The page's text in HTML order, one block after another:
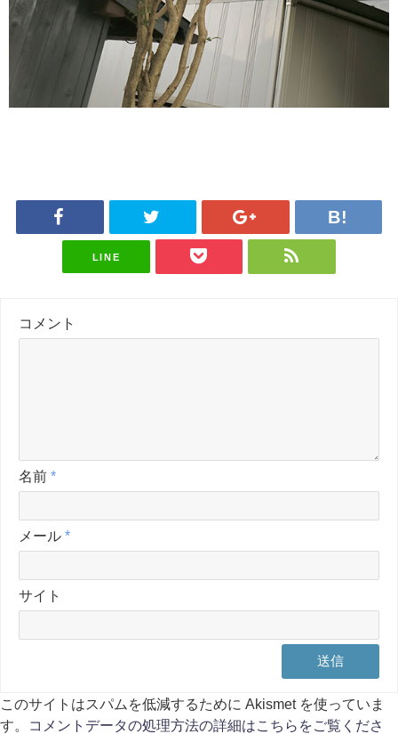
LINE
コメント
名前 *
メール *
サイト
このサイトはスパムを低減するために Akismet を使っていま
す。
コメントデータの処理方法の詳細はこちらをご覧くださ